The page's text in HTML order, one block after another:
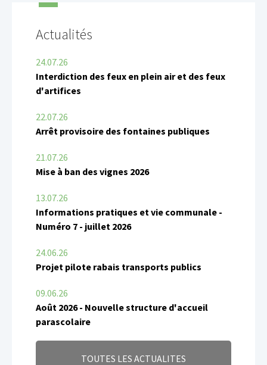
Actualités
24.07.26
Interdiction des feux en plein air et des feux
d'artifices
22.07.26
Arrêt provisoire des fontaines publiques
21.07.26
Mise à ban des vignes 2026
13.07.26
Informations pratiques et vie communale -
Numéro 7 - juillet 2026
24.06.26
Projet pilote rabais transports publics
09.06.26
Août 2026 - Nouvelle structure d'accueil
parascolaire
TOUTES LES ACTUALITES